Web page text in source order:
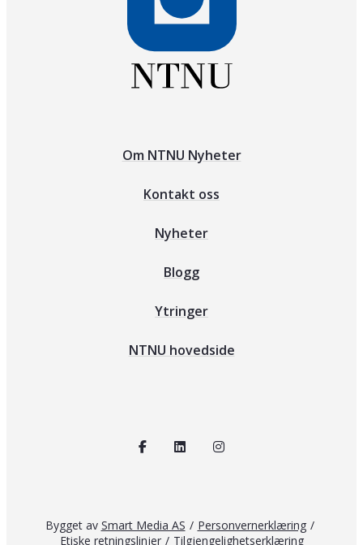
Om NTNU Nyheter
Kontakt oss
Nyheter
Blogg
Ytringer
NTNU hovedside
Bygget av Smart Media AS / Personvernerklæring /
Etiske retningslinjer / Tilgjengelighetserklæring